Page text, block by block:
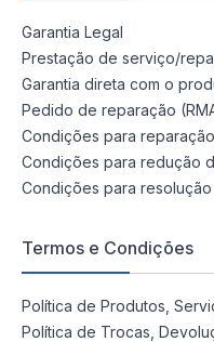
Garantia Legal
Prestação de serviço/
Garantia direta com o
Pedido de reparação
Condições para
Condições para redução
Condições para
Termos e Condições
Política de Produtos,
Política de Trocas,